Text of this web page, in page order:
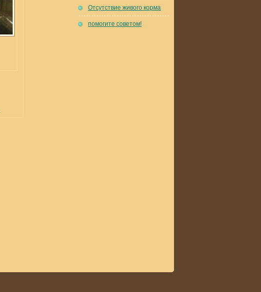
Отсутствие живого корма
помогите советом!